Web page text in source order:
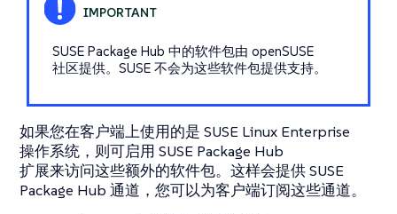
SUSE Package Hub 中的软件包由 openSUSE
社区提供。SUSE 不会为这些软件包提供支持。
如果您在客户端上使用的是 SUSE Linux Enterprise
操作系统，则可启用 SUSE Package Hub
扩展来访问这些额外的软件包。这样会提供 SUSE
Package Hub 通道，您可以为客户端订阅这些通道。